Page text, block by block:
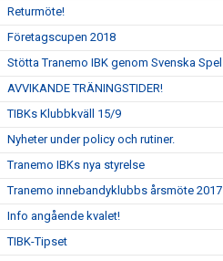
Returmöte!
Företagscupen 2018
Stötta Tranemo IBK genom Svenska Spel
AVVIKANDE TRÄNINGSTIDER!
TIBKs Klubbkväll 15/9
Nyheter under policy och rutiner.
Tranemo IBKs nya styrelse
Tranemo innebandyklubbs årsmöte 2017
Info angående kvalet!
TIBK-Tipset